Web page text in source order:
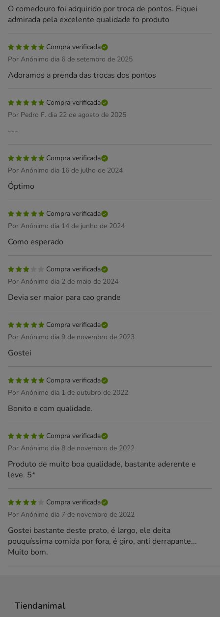
O comedouro foi adquirido por troca de pontos. Fiquei
admirada pela excelente qualidade fo produto
Compra verificada
Por Anónimo dia 6 de setembro de 2025
Adoramos a prenda das trocas dos pontos
Compra verificada
Por Pedro F. dia 22 de agosto de 2025
---
Compra verificada
Por Anónimo dia 16 de julho de 2024
Óptimo
Compra verificada
Por Anónimo dia 14 de junho de 2024
Como esperado
Compra verificada
Por Anónimo dia 2 de maio de 2024
Devia ser maior para cao grande
Compra verificada
Por Anónimo dia 9 de novembro de 2023
Gostei
Compra verificada
Por Anónimo dia 1 de outubro de 2022
Bonito e com qualidade.
Compra verificada
Por Anónimo dia 8 de novembro de 2022
Produto de muito boa qualidade, bastante aderente e
leve. 5*
Compra verificada
Por Anónimo dia 7 de novembro de 2022
Gostei bastante deste prato, é largo, ele deita
pouquíssima comida por fora, é giro, anti derrapante...
Muito bom.
Tiendanimal